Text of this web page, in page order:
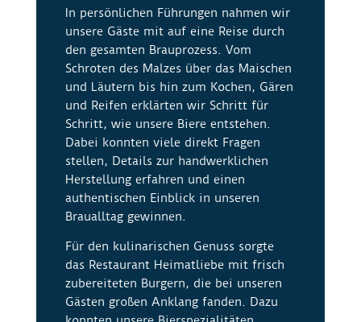
In persönlichen Führungen nahmen wir
unsere Gäste mit auf eine Reise durch
den gesamten Brauprozess. Vom
Schroten des Malzes über das Maischen
und Läutern bis hin zum Kochen, Gären
und Reifen erklärten wir Schritt für
Schritt, wie unsere Biere entstehen.
Dabei konnten viele direkt Fragen
stellen, Details zur handwerklichen
Herstellung erfahren und einen
authentischen Einblick in unseren
Braualltag gewinnen.
Für den kulinarischen Genuss sorgte
das Restaurant Heimatliebe mit frisch
zubereiteten Burgern, die bei unseren
Gästen großen Anklang fanden. Dazu